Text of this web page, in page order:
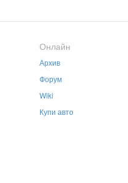
Онлайн
Архив
Форум
Wiki
Купи авто